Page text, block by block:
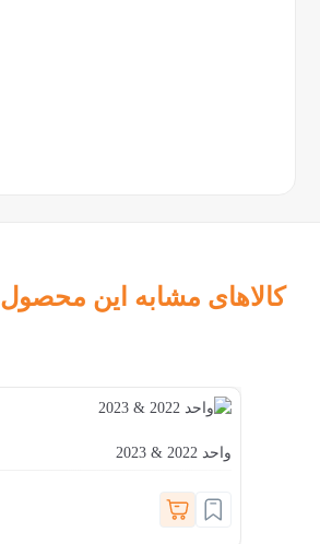
کالاهای مشابه این محصول
واحد 2022 & 2023